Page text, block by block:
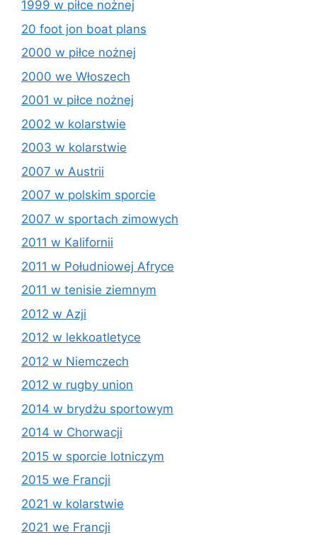
1999 w piłce nożnej
20 foot jon boat plans
2000 w piłce nożnej
2000 we Włoszech
2001 w piłce nożnej
2002 w kolarstwie
2003 w kolarstwie
2007 w Austrii
2007 w polskim sporcie
2007 w sportach zimowych
2011 w Kalifornii
2011 w Południowej Afryce
2011 w tenisie ziemnym
2012 w Azji
2012 w lekkoatletyce
2012 w Niemczech
2012 w rugby union
2014 w brydżu sportowym
2014 w Chorwacji
2015 w sporcie lotniczym
2015 we Francji
2021 w kolarstwie
2021 we Francji